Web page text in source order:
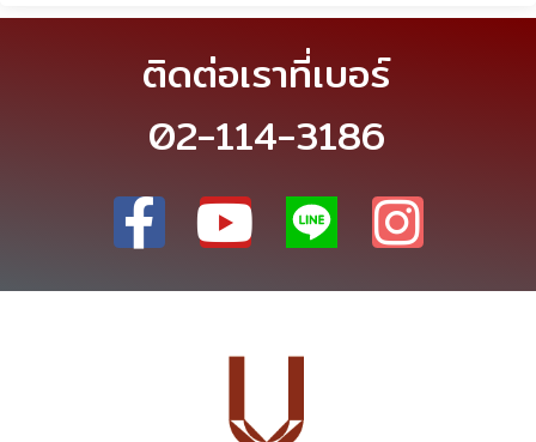
ติดต่อเราที่เบอร์
02-114-3186